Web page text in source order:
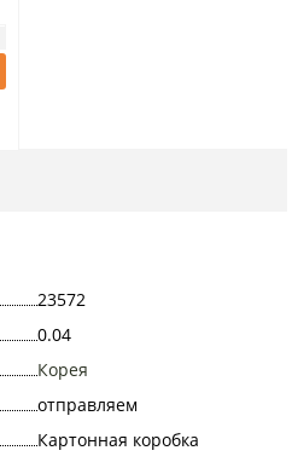
23572
0.04
Корея
отправляем
Картонная коробка